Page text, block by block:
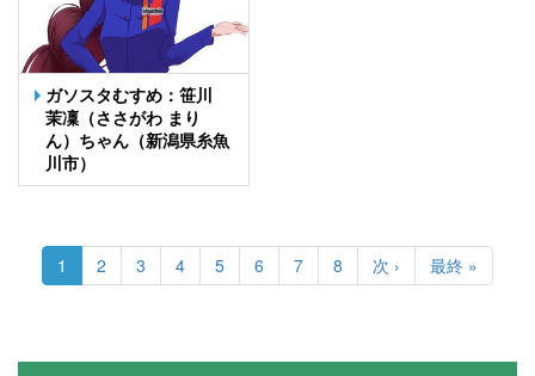
ガソスタむすめ：笹川
茉凜（ささがわ まり
ん）ちゃん（新潟県糸魚
川市）
カ
レ
ペ
1 Page
2 Page
3 Page
4 Page
5 Page
6 Page
7 Page
8
次
ペ
次 ›
最
終
ジ
最終 »